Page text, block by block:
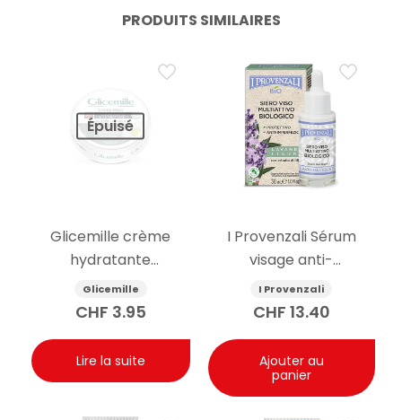
PRODUITS SIMILAIRES
Épuisé
Glicemille crème
hydratante
antibactérienne pour
les mains avec
Glicemille
CHF 3.95
Lire la suite
I Provenzali Sérum
visage anti-
imperfection à la
lavande biologique
I Provenzali
CHF 13.40
Ajouter au
panier